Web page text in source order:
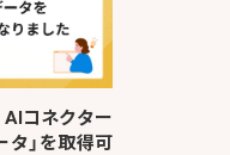
コネクター
タ」を取得可